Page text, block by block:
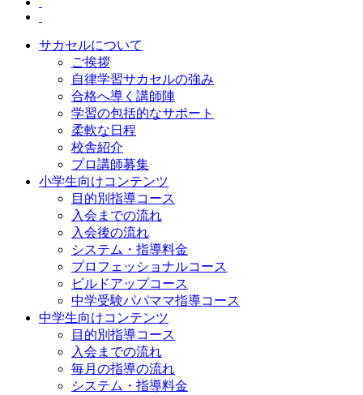
サカセルについて
ご挨拶
自律学習サカセルの強み
合格へ導く講師陣
学習の包括的なサポート
柔軟な日程
校舎紹介
プロ講師募集
小学生向けコンテンツ
目的別指導コース
入会までの流れ
入会後の流れ
システム・指導料金
プロフェッショナルコース
ビルドアップコース
中学受験パパママ指導コース
中学生向けコンテンツ
目的別指導コース
入会までの流れ
毎月の指導の流れ
システム・指導料金